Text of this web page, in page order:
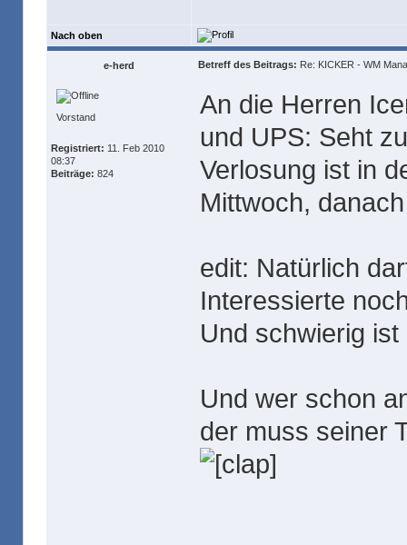
Nach oben
e-herd Betreff des Beitrags: Re: KICKER - WM
Vorstand
Registriert: 11. Feb 2010
08:37
Beiträge: 824
An die Herren
und UPS: Seht
Verlosung ist in
Mittwoch,
edit: Natürlich
Interessierte
Und schwierig
Und wer schon
der muss seiner